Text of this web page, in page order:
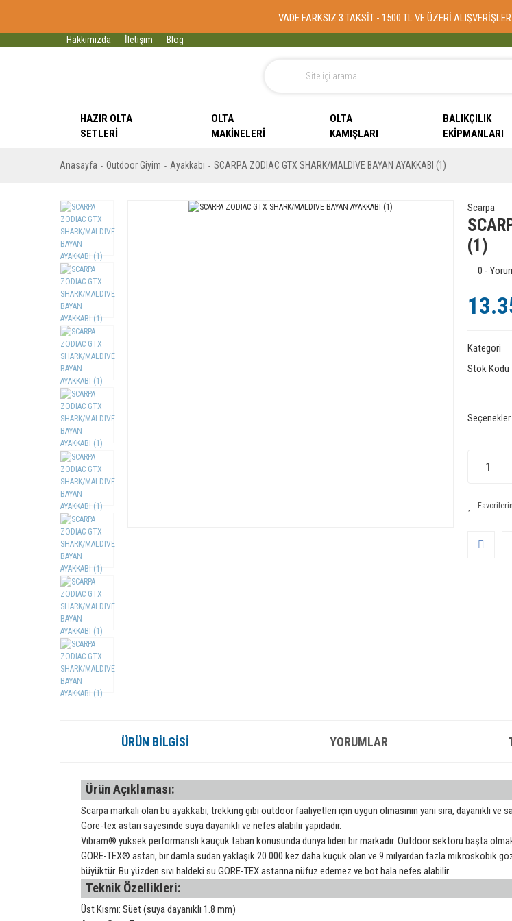
VADE FARKSIZ 3 TAKSİT - 1500 TL VE ÜZERİ
Hakkımızda İletişim Blog
HAZIR OLTA
SETLERI
OLTA
MAKINELERI
OLTA
KAMIŞLARI
BALIKÇILIK
EKIPMANLARI
Anasayfa Outdoor Giyim Ayakkabı SCARPA ZODIAC GTX SHARK/MALDIVE BAYAN AYAKKABI (1)
Scarpa
(1)
0 -
Kategori
Stok Kodu
Seçenekler
ÜRÜN BILGISI YORUMLAR
Ürün Açıklaması:
Scarpa markalı olan bu ayakkabı, trekking gibi outdoor faaliyetleri için uygun olmasının yanı sıra, dayanıklı ve
Gore-tex astarı sayesinde suya dayanıklı ve nefes alabilir yapıdadır.
Vibram® yüksek performanslı kauçuk taban konusunda dünya lideri bir markadır. Outdoor sektörü başta
GORE-TEX® astarı, bir damla sudan yaklaşık 20.000 kez daha küçük olan ve 9 milyardan fazla mikroskobik
büyüktür. Bu yüzden sıvı haldeki su GORE-TEX astarına nüfuz edemez ve bot hala nefes alabilir.
Teknik Özellikleri:
Üst Kısmı: Süet (suya dayanıklı 1.8 mm)